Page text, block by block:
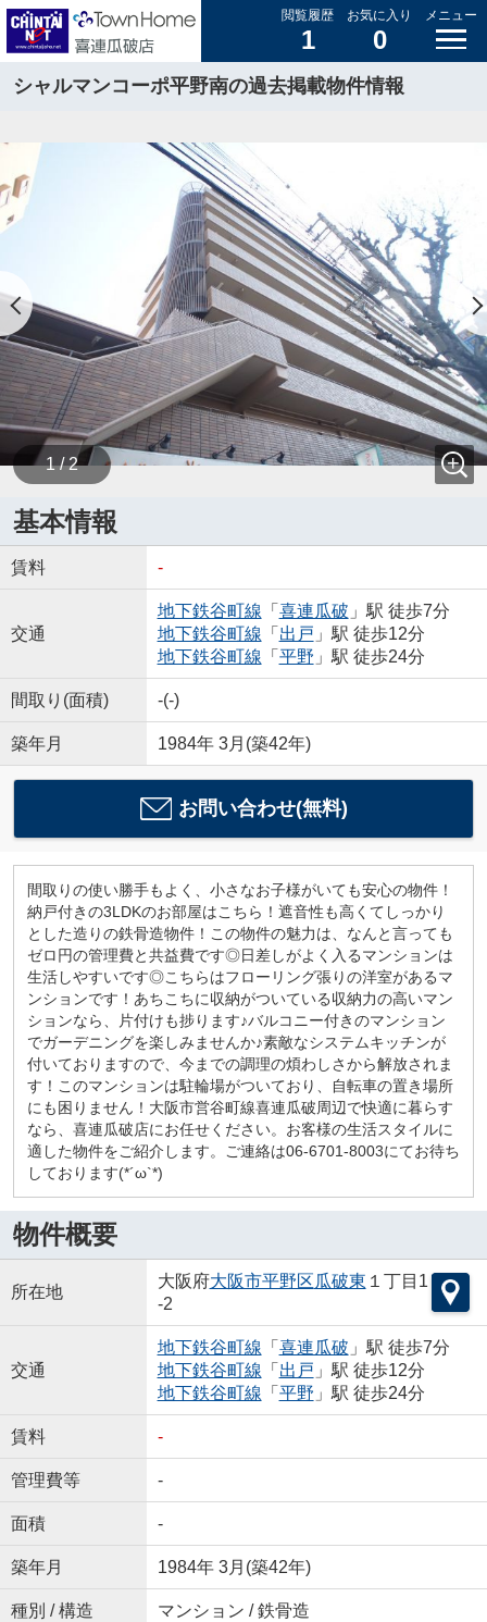
閲覧履歴
1
お気に入り
0
メニュー
シャルマンコーポ平野南の過去掲載物件情報
1 / 2
基本情報
賃料 -
交通
地下鉄谷町線 「 喜連瓜破 」駅 徒歩7分
地下鉄谷町線 「 出戸 」駅 徒歩12分
地下鉄谷町線 「 平野 」駅 徒歩24分
間取り(面積) -(-)
築年月 1984年 3月(築42年)
お問い合わせ(無料)
間取りの使い勝手もよく、小さなお子様がいても安心の物件！
納戸付きの3LDKのお部屋はこちら！遮音性も高くてしっかり
とした造りの鉄骨造物件！この物件の魅力は、なんと言っても
ゼロ円の管理費と共益費です◎日差しがよく入るマンションは
生活しやすいです◎こちらはフローリング張りの洋室があるマ
ンションです！あちこちに収納がついている収納力の高いマン
ションなら、片付けも捗ります♪バルコニー付きのマンション
でガーデニングを楽しみませんか♪素敵なシステムキッチンが
付いておりますので、今までの調理の煩わしさから解放されま
す！このマンションは駐輪場がついており、自転車の置き場所
にも困りません！大阪市営谷町線喜連瓜破周辺で快適に暮らす
なら、喜連瓜破店にお任せください。お客様の生活スタイルに
適した物件をご紹介します。ご連絡は06-6701-8003にてお待ち
しております(*´ω`*)
物件概要
所在地
大阪府大阪市平野区瓜破東 １丁目1
-2
交通
地下鉄谷町線 「 喜連瓜破 」駅 徒歩7分
地下鉄谷町線 「 出戸 」駅 徒歩12分
地下鉄谷町線 「 平野 」駅 徒歩24分
賃料 -
管理費等 -
面積 -
築年月 1984年 3月(築42年)
種別 / 構造 マンション / 鉄骨造